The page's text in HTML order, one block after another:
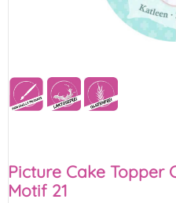
Picture Cake Topper
Motif 21